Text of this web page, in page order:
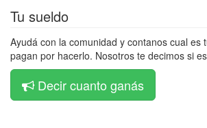
Tu sueldo
Ayudá con la comunidad y contanos cual es
pagan por hacerlo. Nosotros te decimos si
Decir cuanto ganás